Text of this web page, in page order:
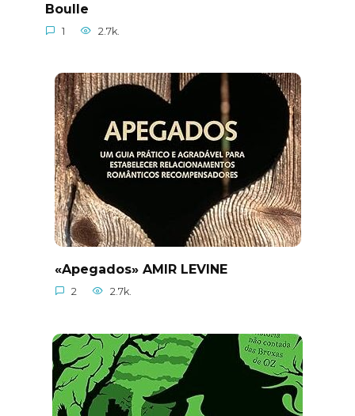
Boulle
1 2.7k.
«Apegados» AMIR LEVINE
2 2.7k.